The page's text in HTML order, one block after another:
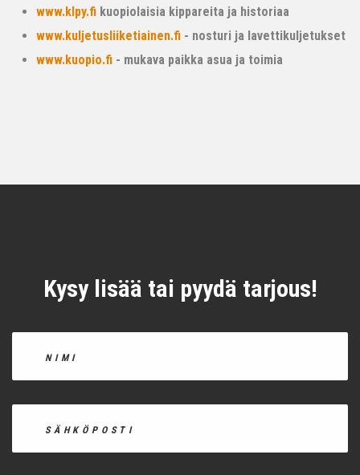
www.klpy.fi kuopiolaisia kippareita ja historiaa
www.kuljetusliiketiainen.fi - nosturi ja lavettikuljetukset
www.kuopio.fi - mukava paikka asua ja toimia
Kysy lisää tai pyydä tarjous!